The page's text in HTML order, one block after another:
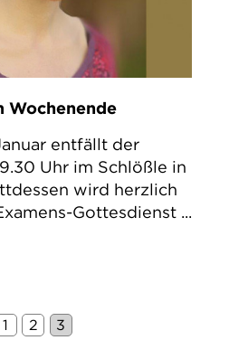
Wochenende
entfällt der
Uhr im Schlößle in
wird herzlich
Gottesdienst ...
1 2 3